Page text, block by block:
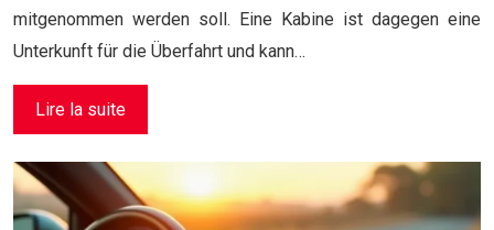
mitgenommen werden soll. Eine Kabine ist dagegen eine
Unterkunft für die Überfahrt und kann…
Lire la suite